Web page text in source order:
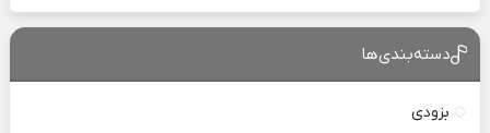
دسته‌بندی‌ها
بزودی